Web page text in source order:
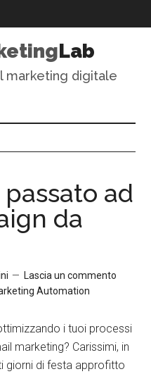
Lab
marketing digitale
ad
da
Lascia un commento
Automation
i tuoi processi
marketing? Carissimi, in
giorni di festa approfitto